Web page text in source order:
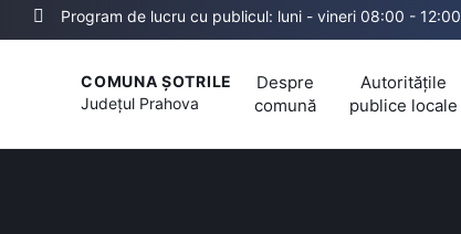
Program de lucru cu publicul: luni - vineri 08:00 - 12:00
COMUNA ȘOTRILE
Județul Prahova
Despre
comună
Autoritățile
publice locale